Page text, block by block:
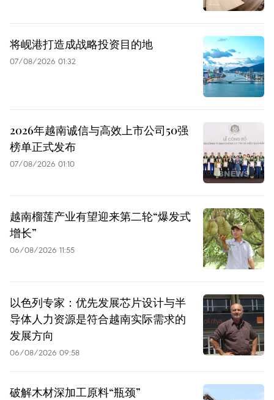
将岘港打造成战略投资目的地
07/08/2026 01:32
2026年越南诚信与高效上市公司50强
榜单正式发布
07/08/2026 01:10
越南榴莲产业有望迎来第二轮“爆发式
增长”
06/08/2026 11:55
以色列专家：优先发展芯片设计与半
导体人力资源是符合越南实际需求的
发展方向
06/08/2026 09:58
破解木材深加工原料“瓶颈”